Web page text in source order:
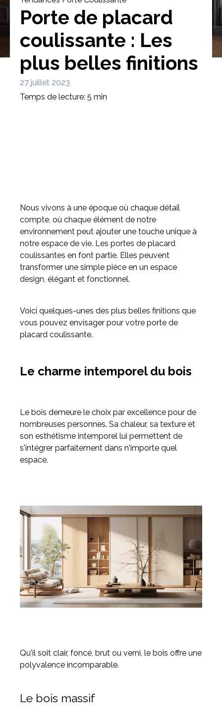
Inspirez-vous du catalogue
Personnalisez nos modèles pour créer le meuble qui vous
ressemble.
Bibliothèque Meuble tv Dressing
Meuble d'angle
Porte de placard
coulissante : Les
plus belles finitions
27 juillet 2023
Temps de lecture: 5 min
Nous vivons à une époque où chaque détail
compte, où chaque élément de notre
environnement peut ajouter une touche unique à
notre espace de vie. Les portes de placard
coulissantes en font partie. Elles peuvent
transformer une simple pièce en un espace
design, élégant et fonctionnel.
Voici quelques-unes des plus belles finitions que
vous pouvez envisager pour votre porte de
placard coulissante.
Le charme intemporel du bois
Le bois demeure le choix par excellence pour de
nombreuses personnes. Sa chaleur, sa texture et
son esthétisme intemporel lui permettent de
s'intégrer parfaitement dans n'importe quel
espace.
Qu'il soit clair, foncé, brut ou verni, le bois offre une
polyvalence incomparable.
Le bois massif